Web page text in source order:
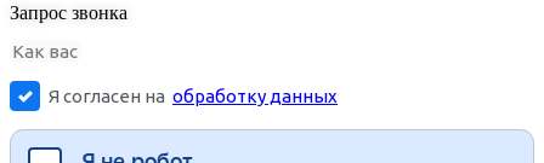
Запрос звонка
Я согласен на обработку данных